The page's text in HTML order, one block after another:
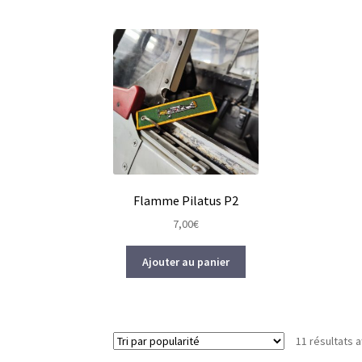
Flamme Pilatus P2
7,00€
Ajouter au panier
11 résultats